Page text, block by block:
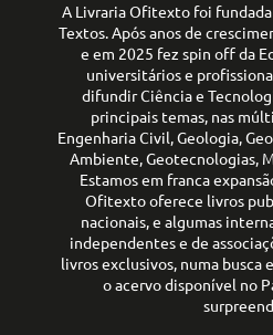
A Livraria Ofitexto foi
Textos. Após anos de
e em 2025 fez spin off da
universitários e
difundir Ciência e
principais temas, nas
Engenharia Civil, Geologia,
Ambiente, Geotecnologias,
Estamos em franca
Ofitexto oferece livros
nacionais, e algumas
independentes e de
livros exclusivos, numa busca
o acervo disponível no